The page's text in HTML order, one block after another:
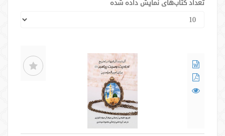
تعداد کتاب‌های نمایش داده شده